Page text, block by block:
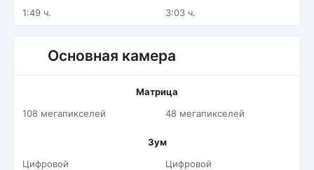
1:49 ч.
3:03 ч.
Основная камера
Матрица
108 мегапикселей
48 мегапикселей
Зум
Цифровой
Цифровой